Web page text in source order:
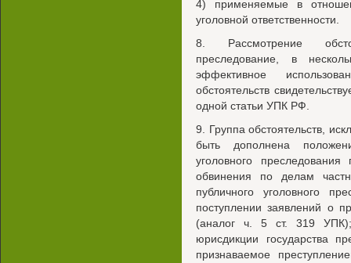
4) применяемые в
уголовной ответственности.
8. Рассмотрение
преследование, в
эффективное
обстоятельств
одной статьи УПК РФ.
9. Группа обстоятельств,
быть дополнена
уголовного
обвинения по делам
публичного уголовного
поступлении заявлений о
(аналог ч. 5 ст. 319
юрисдикции государства
признаваемое